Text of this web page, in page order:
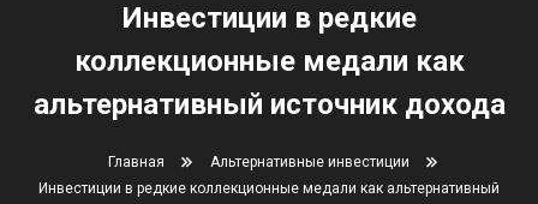
Инвестиции в редкие
коллекционные медали как
альтернативный источник дохода
Главная
Альтернативные инвестиции
Инвестиции в редкие коллекционные медали как альтернативный